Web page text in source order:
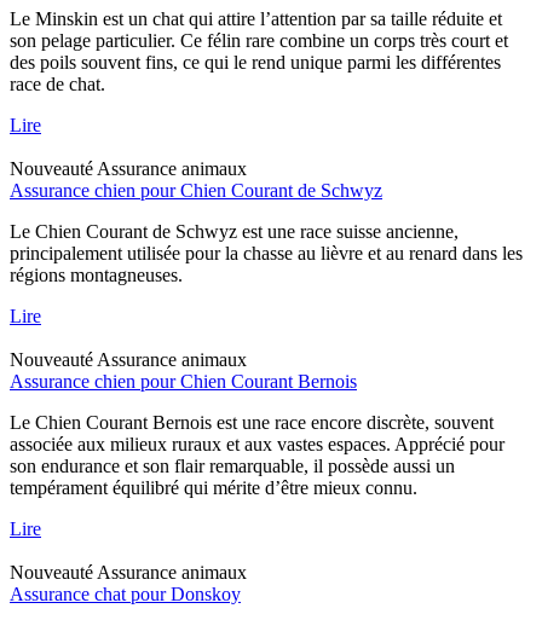
Le Minskin est un chat qui attire l’attention par sa taille réduite et
son pelage particulier. Ce félin rare combine un corps très court et
des poils souvent fins, ce qui le rend unique parmi les différentes
race de chat.
Lire
Nouveauté Assurance animaux
Assurance chien pour Chien Courant de Schwyz
Le Chien Courant de Schwyz est une race suisse ancienne,
principalement utilisée pour la chasse au lièvre et au renard dans les
régions montagneuses.
Lire
Nouveauté Assurance animaux
Assurance chien pour Chien Courant Bernois
Le Chien Courant Bernois est une race encore discrète, souvent
associée aux milieux ruraux et aux vastes espaces. Apprécié pour
son endurance et son flair remarquable, il possède aussi un
tempérament équilibré qui mérite d’être mieux connu.
Lire
Nouveauté Assurance animaux
Assurance chat pour Donskoy